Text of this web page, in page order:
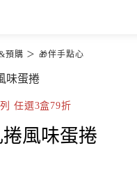
預購 🎁伴手點心
任選3盒79折
風味蛋捲